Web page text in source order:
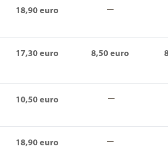
18,90 euro
17,30 euro 8,50 euro
10,50 euro
18,90 euro